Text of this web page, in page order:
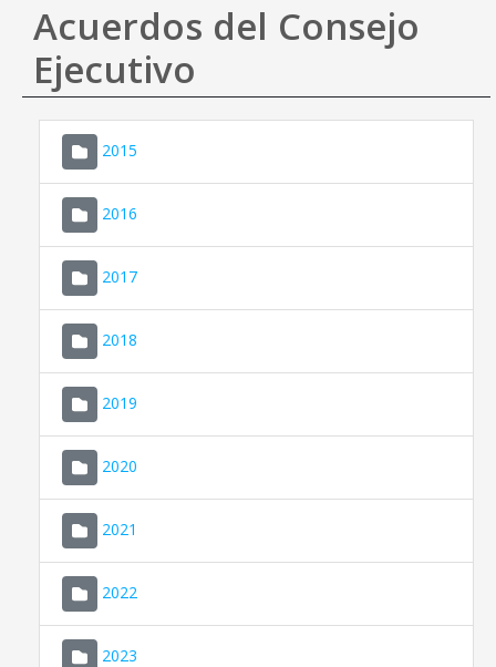
Mapa web
Ayuda
Acuerdos del Consejo
Ejecutivo
2015
2016
2017
2018
2019
2020
2021
2022
2023